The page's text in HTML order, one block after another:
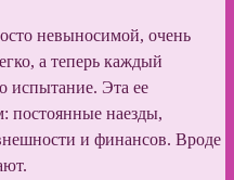
невыносимой, очень
а теперь каждый
испытание. Эта ее
постоянные наезды,
и финансов. Вроде